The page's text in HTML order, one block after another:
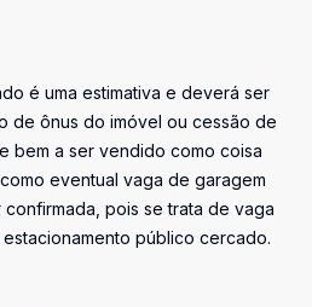
é uma estimativa e deverá ser
de ônus do imóvel ou cessão de
bem a ser vendido como coisa
eventual vaga de garagem
pois se trata de vaga
público cercado.